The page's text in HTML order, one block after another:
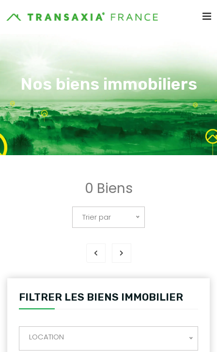
Nos biens immobiliers
0 Biens
Trier par
FILTRER LES BIENS IMMOBILIER
LOCATION